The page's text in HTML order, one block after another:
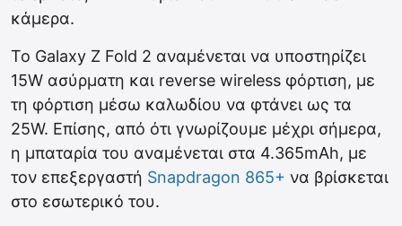
κάμερα.
Το Galaxy Z Fold 2 αναμένεται να υποστηρίζει
15W ασύρματη και reverse wireless φόρτιση, με
τη φόρτιση μέσω καλωδίου να φτάνει ως τα
25W. Επίσης, από ότι γνωρίζουμε μέχρι σήμερα,
η μπαταρία του αναμένεται στα 4.365mAh, με
τον επεξεργαστή Snapdragon 865+ να βρίσκεται
στο εσωτερικό του.